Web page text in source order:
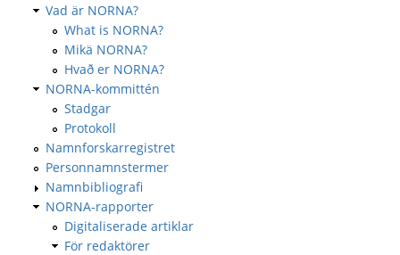
Vad är NORNA?
What is NORNA?
Mikä NORNA?
Hvað er NORNA?
NORNA-kommittén
Stadgar
Protokoll
Namnforskarregistret
Personnamnstermer
Namnbibliografi
NORNA-rapporter
Digitaliserade artiklar
För redaktörer